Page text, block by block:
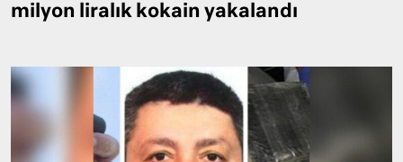
milyon liralık kokain yakalandı